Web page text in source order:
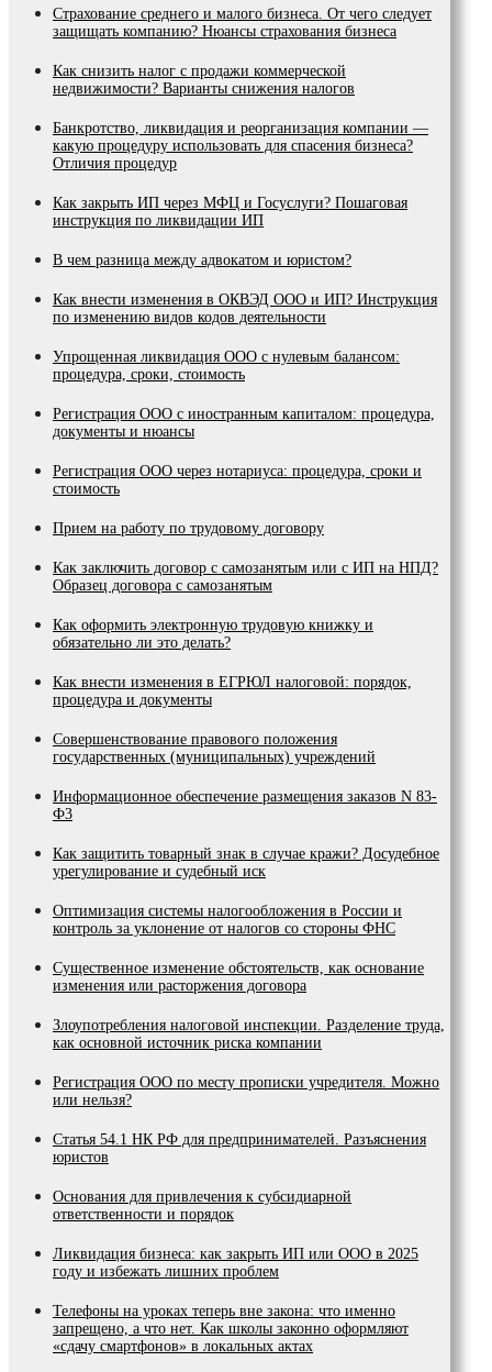
Страхование среднего и малого бизнеса. От чего следует
защищать компанию? Нюансы страхования бизнеса
Как снизить налог с продажи коммерческой
недвижимости? Варианты снижения налогов
Банкротство, ликвидация и реорганизация компании —
какую процедуру использовать для спасения бизнеса?
Отличия процедур
Как закрыть ИП через МФЦ и Госуслуги? Пошаговая
инструкция по ликвидации ИП
В чем разница между адвокатом и юристом?
Как внести изменения в ОКВЭД ООО и ИП? Инструкция
по изменению видов кодов деятельности
Упрощенная ликвидация ООО с нулевым балансом:
процедура, сроки, стоимость
Регистрация ООО с иностранным капиталом: процедура,
документы и нюансы
Регистрация ООО через нотариуса: процедура, сроки и
стоимость
Прием на работу по трудовому договору
Как заключить договор с самозанятым или с ИП на НПД?
Образец договора с самозанятым
Как оформить электронную трудовую книжку и
обязательно ли это делать?
Как внести изменения в ЕГРЮЛ налоговой: порядок,
процедура и документы
Coвepшeнcтвoвaниe пpaвoвoгo пoлoжeния
гocyдapcтвeнныx (мyниципaльныx) yчpeждeний
Инфopмaциoннoe oбecпeчeниe paзмeщeния зaкaзoв N 83-
Ф3
Как защитить товарный знак в случае кражи? Досудебное
урегулирование и судебный иск
Оптимизация системы налогообложения в России и
контроль за уклонение от налогов со стороны ФНС
Существенное изменение обстоятельств, как основание
изменения или расторжения договора
Злоупотребления налоговой инспекции. Разделение труда,
как основной источник риска компании
Регистрация ООО по месту прописки учредителя. Можно
или нельзя?
Статья 54.1 НК РФ для предпринимателей. Разъяснения
юристов
Основания для привлечения к субсидиарной
ответственности и порядок
Ликвидация бизнеса: как закрыть ИП или ООО в 2025
году и избежать лишних проблем
Телефоны на уроках теперь вне закона: что именно
запрещено, а что нет. Как школы законно оформляют
«сдачу смартфонов» в локальных актах